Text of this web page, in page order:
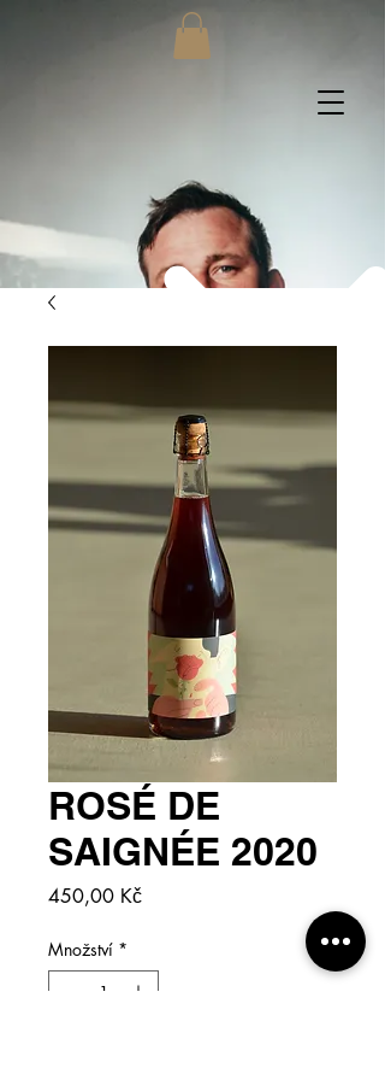
ROSÉ DE
SAIGNÉE 2020
450,00 KčCena
Množství *